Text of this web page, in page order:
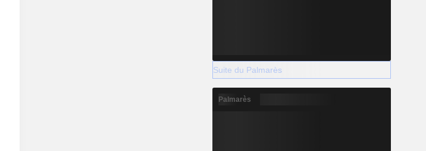
Suite du Palmarès
Palmarès